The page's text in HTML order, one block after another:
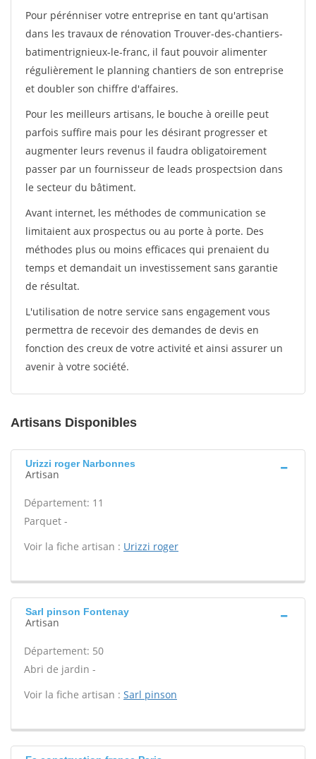
Pour pérénniser votre entreprise en tant qu'artisan
dans les travaux de rénovation Trouver-des-chantiers-
batimentrignieux-le-franc, il faut pouvoir alimenter
régulièrement le planning chantiers de son entreprise
et doubler son chiffre d'affaires.
Pour les meilleurs artisans, le bouche à oreille peut
parfois suffire mais pour les désirant progresser et
augmenter leurs revenus il faudra obligatoirement
passer par un fournisseur de leads prospectsion dans
le secteur du bâtiment.
Avant internet, les méthodes de communication se
limitaient aux prospectus ou au porte à porte. Des
méthodes plus ou moins efficaces qui prenaient du
temps et demandait un investissement sans garantie
de résultat.
L'utilisation de notre service sans engagement vous
permettra de recevoir des demandes de devis en
fonction des creux de votre activité et ainsi assurer un
avenir à votre société.
Artisans Disponibles
Urizzi roger Narbonnes
Artisan
Département: 11
Parquet -
Voir la fiche artisan : Urizzi roger
Sarl pinson Fontenay
Artisan
Département: 50
Abri de jardin -
Voir la fiche artisan : Sarl pinson